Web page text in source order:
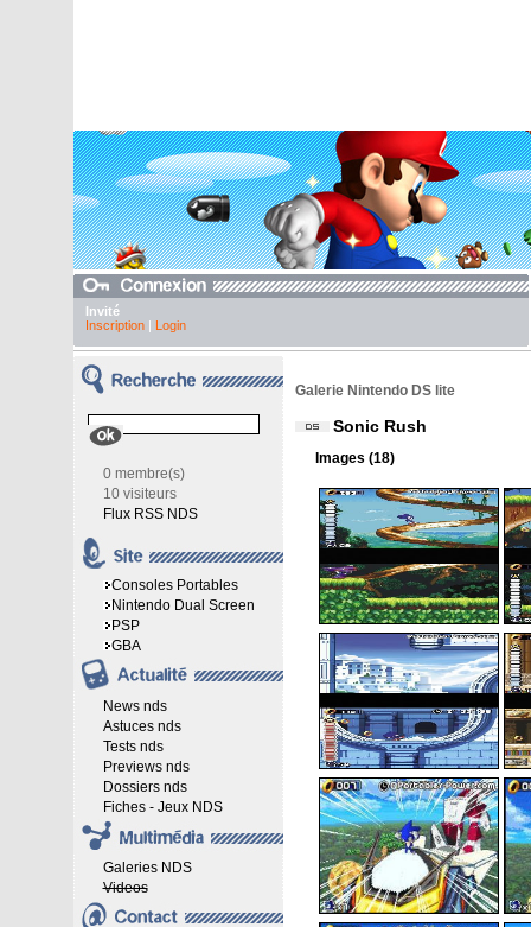
Invité
Inscription| Login
0 membre(s)
10 visiteurs
Flux RSS NDS
Consoles Portables
Nintendo Dual Screen
PSP
GBA
News nds
Astuces nds
Tests nds
Previews nds
Dossiers nds
Fiches - Jeux NDS
Galeries NDS
Videos
Galerie Nintendo DS lite
Sonic Rush
Images (18)